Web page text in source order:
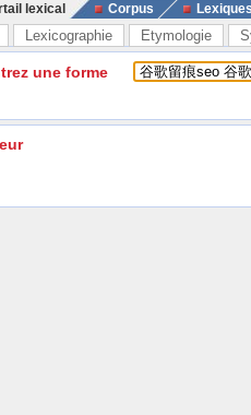
lexical Corpus
Lexicographie Etymologie
une forme